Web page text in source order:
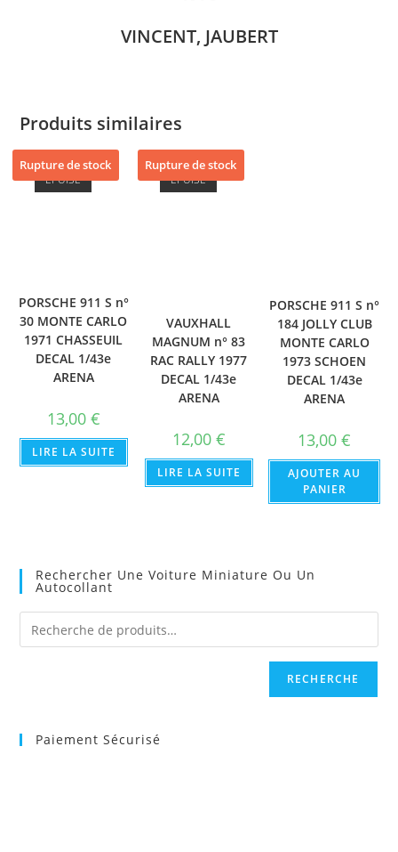
VINCENT, JAUBERT
Produits similaires
Rupture de stock
ÉPUISÉ
PORSCHE 911 S n°
30 MONTE CARLO
1971 CHASSEUIL
DECAL 1/43e
ARENA
13,00 €
LIRE LA SUITE
Rupture de stock
ÉPUISÉ
VAUXHALL
MAGNUM n° 83
RAC RALLY 1977
DECAL 1/43e
ARENA
12,00 €
LIRE LA SUITE
PORSCHE 911 S n°
184 JOLLY CLUB
MONTE CARLO
1973 SCHOEN
DECAL 1/43e
ARENA
13,00€
AJOUTER AU
PANIER
Rechercher Une Voiture Miniature Ou Un
Autocollant
RECHERCHE
Paiement Sécurisé